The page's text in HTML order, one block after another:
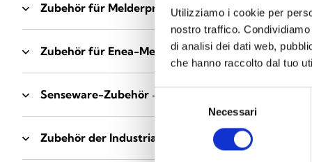
Utilizziamo i cookie per
nostro traffico.
di analisi dei dati web,
che hanno raccolto dal tuo
Selezione
Necessari
Zubehör für Melderprüfgeräte - Materialien(6)
Zubehör für Enea-Melder - Materialien(35)
Senseware-Zubehör - Materialien
Zubehör der Industrial-Serie - Materialien